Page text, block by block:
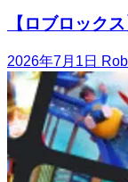
【ロブロック
2026年7月1日